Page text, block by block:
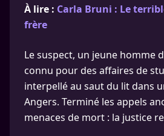
À lire : Carla Bruni : Le
frère
Le suspect, un jeune homme
connu pour des affaires de
interpellé au saut du lit dans
Angers. Terminé les appels
menaces de mort : la justice